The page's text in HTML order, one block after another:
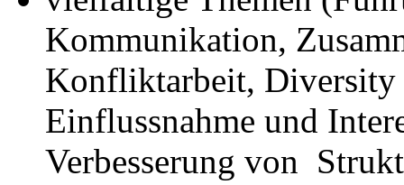
Kommunikation,
Konfliktarbeit, Diversity
Einflussnahme und
Verbesserung von